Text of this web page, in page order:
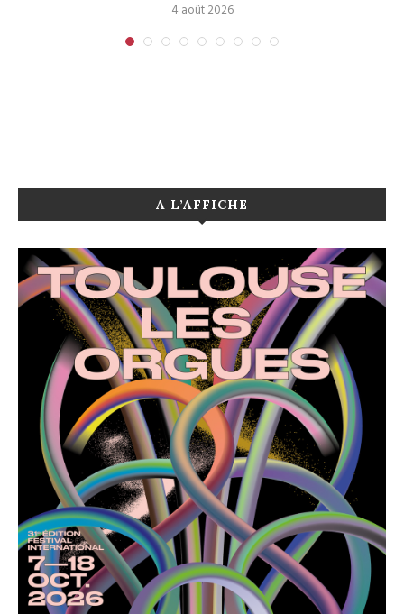
4 août 2026
A L’AFFICHE